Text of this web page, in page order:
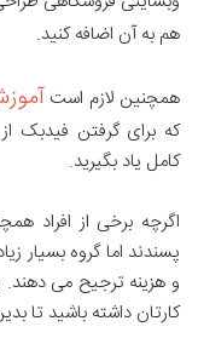
هم به آن اضافه کنید.
همچنین لازم است
که برای گرفتن فیدبک از
کامل یاد بگیرید.
اگرچه برخی از افراد
پسندند اما گروه بسیار
و هزینه ترجیح می
کارتان داشته باشید تا